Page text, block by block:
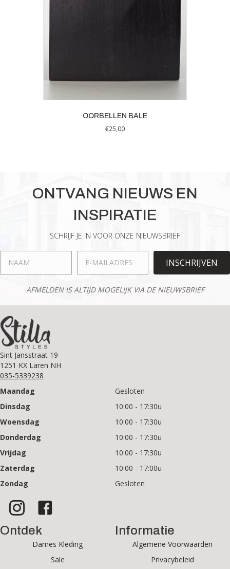
OORBELLEN BALE
€25,00
ONTVANG NIEUWS EN
INSPIRATIE
SCHRIJF JE IN VOOR ONZE NIEUWSBRIEF
INSCHRIJVEN
AFMELDEN IS ALTIJD MOGELIJK VIA DE NIEUWSBRIEF
Sint Jansstraat 19
1251 KX Laren NH
035-5339238
Maandag
Gesloten
Dinsdag
10:00 - 17:30u
Woensdag
10:00 - 17:30u
Donderdag
10:00 - 17:30u
Vrijdag
10:00 - 17:30u
Zaterdag
10:00 - 17:00u
Zondag
Gesloten
Ontdek
Dames Kleding
Sale
Informatie
Algemene Voorwaarden
Privacybeleid